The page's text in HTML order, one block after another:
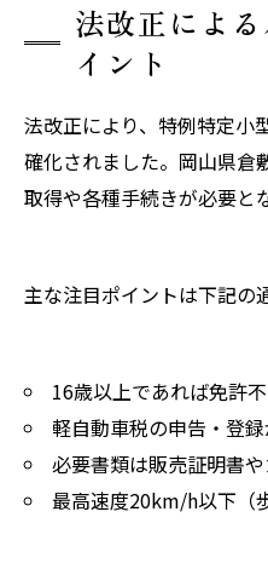
法改正によ
イント
法改正により、特例特定小
確化されました。岡山県倉
取得や各種手続きが必要と
主な注目ポイントは下記の
16歳以上であれば免許
軽自動車税の申告・登
必要書類は販売証明書
最高速度20km/h以下（